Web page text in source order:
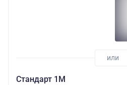
Стандарт 1M